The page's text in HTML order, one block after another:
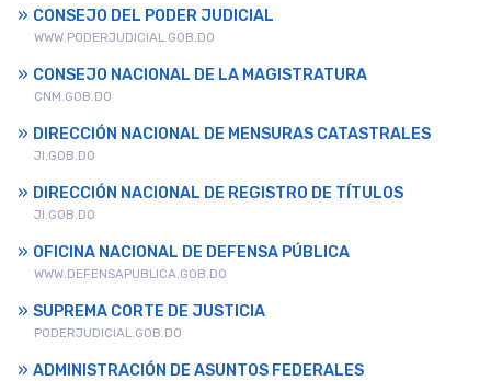
CONSEJO DEL PODER JUDICIAL
WWW.PODERJUDICIAL.GOB.DO
CONSEJO NACIONAL DE LA MAGISTRATURA
CNM.GOB.DO
DIRECCIÓN NACIONAL DE MENSURAS CATASTRALES
JI.GOB.DO
DIRECCIÓN NACIONAL DE REGISTRO DE TÍTULOS
JI.GOB.DO
OFICINA NACIONAL DE DEFENSA PÚBLICA
WWW.DEFENSAPUBLICA.GOB.DO
SUPREMA CORTE DE JUSTICIA
PODERJUDICIAL.GOB.DO
ADMINISTRACIÓN DE ASUNTOS FEDERALES